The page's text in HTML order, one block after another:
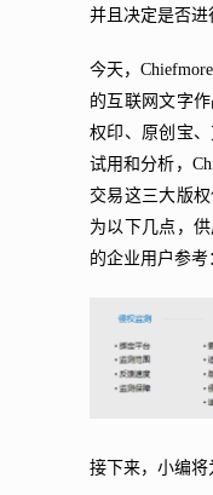
并且决定是否进
今天，
的互联网文字
权印、原创宝
试用和分析，
交易这三大版
为以下几点，
的企业用户参考
接下来，小编将